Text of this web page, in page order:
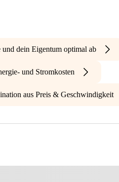
und dein Eigentum optimal ab
und Stromkosten
aus Preis & Geschwindigkeit